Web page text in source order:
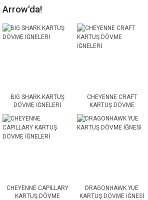
Arrow'da!
BIG SHARK KARTUŞ
DÖVME İĞNELERİ
CHEYENNE CRAFT
KARTUŞ DÖVME
CHEYENNE CAPILLARY
KARTUŞ DÖVME
DRAGONHAWK YUE
KARTUŞ DÖVME İĞNESİ